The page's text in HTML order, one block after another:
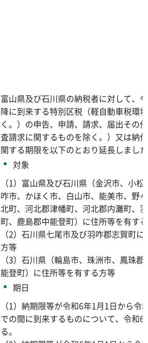
富山県及び石川県の納税者に対して、
降に到来する特別区税（軽自動車税環
く。）の申告、申請、請求、届出その
査請求に関するものを除く。）又は納
関する期限を以下のとおり延長しまし
対象
（1）富山県及び石川県（金沢市、小
咋市、かほく市、白山市、能美市、野
北町、河北郡津幡町、河北郡内灘町、
町、鹿島郡中能登町）に住所等を有す
（2）石川県七尾市及び羽咋郡志賀町
方等
（3）石川県（輪島市、珠洲市、鳳珠
能登町）に住所等を有する方等
期日
（1）納期限等が令和6年1月1日から令
での間に到来するものについて、令和6
る。